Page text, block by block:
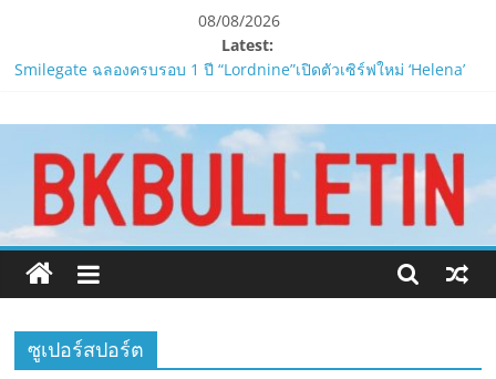
content
08/08/2026
Latest:
LORDNINE ครบรอบ 1 ปี! Smilegate เปิด “Helena” เซิร์ฟฯ ใหม่
บูสต์ EXP กระฉูด 50% พร้อมแจกซัมมอนสูงสุด 1,111 ครั้ง!
LORDNINE จัดศึกคนดังสายเกม ไทย ปะทะ ฟิลิปปินส์ใน “Rise of the
Tenth Lord”
PIPPER STANDARD® เปิดตัวแชมพูอาบน้ำ และ โฟมอาบแห้งสัตว์
เลี้ยง
ห้ามพลาด! Smilegate เปิดตัว ‘เฮเลนา’ เซิร์ฟเวอร์ใหม่ของ
LORDNINE 29 ก.ค. นี้
เสนอ
ข่าว
ครบ
ทุก
ซูเปอร์สปอร์ต